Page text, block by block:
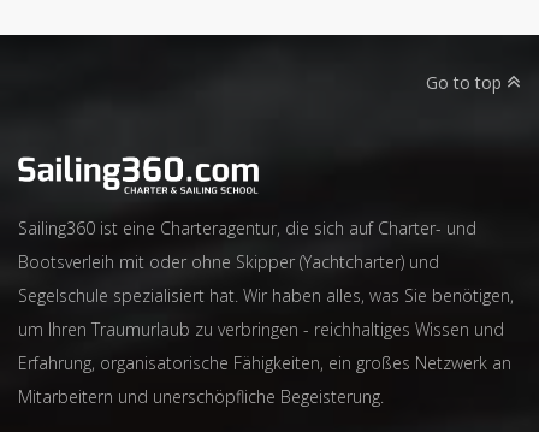
Go to top
Sailing360 ist eine Charteragentur, die sich auf Charter- und
Bootsverleih mit oder ohne Skipper (Yachtcharter) und
Segelschule spezialisiert hat. Wir haben alles, was Sie benötigen,
um Ihren Traumurlaub zu verbringen - reichhaltiges Wissen und
Erfahrung, organisatorische Fähigkeiten, ein großes Netzwerk an
Mitarbeitern und unerschöpfliche Begeisterung.